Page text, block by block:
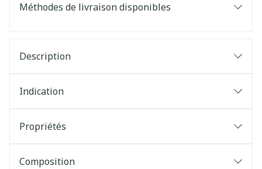
Méthodes de livraison disponibles
Description
Indication
Propriétés
Composition